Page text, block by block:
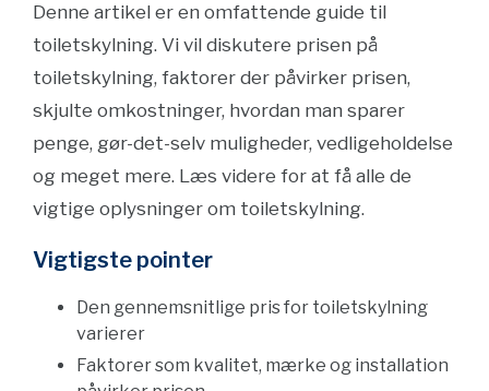
Denne artikel er en omfattende guide til
toiletskylning. Vi vil diskutere prisen på
toiletskylning, faktorer der påvirker prisen,
skjulte omkostninger, hvordan man sparer
penge, gør-det-selv muligheder, vedligeholdelse
og meget mere. Læs videre for at få alle de
vigtige oplysninger om toiletskylning.
Vigtigste pointer
Den gennemsnitlige pris for toiletskylning
varierer
Faktorer som kvalitet, mærke og installation